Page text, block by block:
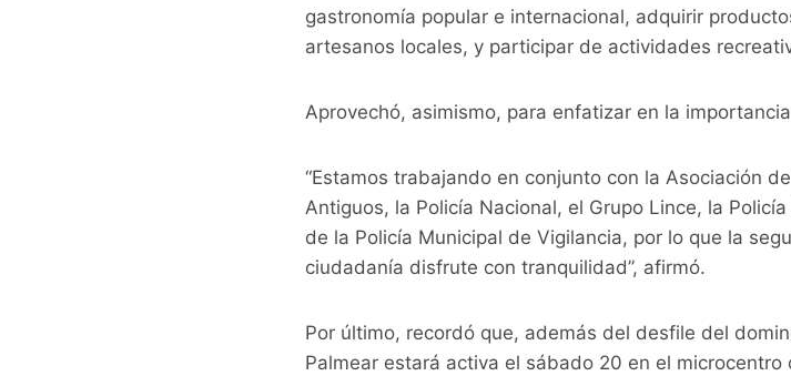
gastronomía popular e internacional, adquirir
artesanos locales, y participar de actividades
Aprovechó, asimismo, para enfatizar en la
“Estamos trabajando en conjunto con la Asociación
Antiguos, la Policía Nacional, el Grupo Lince, la
de la Policía Municipal de Vigilancia, por lo que la
ciudadanía disfrute con tranquilidad”, afirmó.
Por último, recordó que, además del desfile del
Palmear estará activa el sábado 20 en el